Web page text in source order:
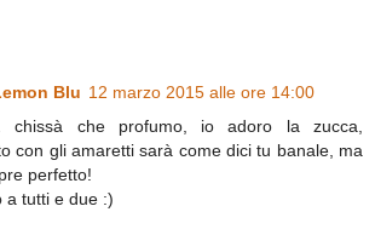
Blu 12 marzo 2015 alle ore 14:00
chissà che profumo, io adoro la zucca,
con gli amaretti sarà come dici tu banale, ma
perfetto!
a tutti e due :)